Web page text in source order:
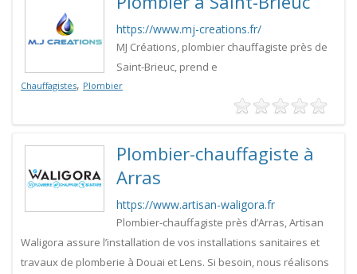
https://www.mj-creations.fr/
MJ Créations, plombier chauffagiste près de
Saint-Brieuc, prend e
Chauffagistes, Plombier
Plombier-chauffagiste à
Arras
https://www.artisan-waligora.fr
Plombier-chauffagiste près d’Arras, Artisan
Waligora assure l’installation de vos installations sanitaires et
travaux de plomberie à Douai et Lens. Si besoin, nous réalisons